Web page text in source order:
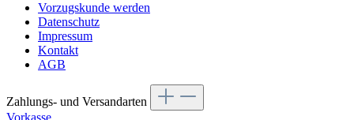
Vorzugskunde werden
Datenschutz
Impressum
Kontakt
AGB
Zahlungs- und Versandarten